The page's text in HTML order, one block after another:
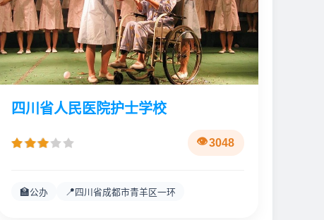
四川省人民医院护士学校
3048
🏫公办 📍 四川省成都市青羊区一环